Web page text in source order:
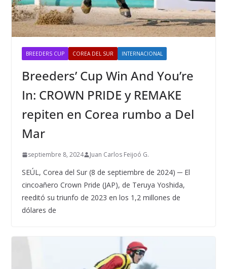
BREEDERS CUP COREA DEL SUR INTERNACIONAL
Breeders’ Cup Win And You’re
In: CROWN PRIDE y REMAKE
repiten en Corea rumbo a Del
Mar
septiembre 8, 2024 Juan Carlos Feijoó G.
SEÚL, Corea del Sur (8 de septiembre de 2024) ─ El
cincoañero Crown Pride (JAP), de Teruya Yoshida,
reeditó su triunfo de 2023 en los 1,2 millones de
dólares de